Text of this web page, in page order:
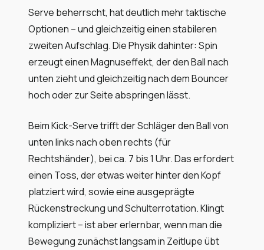
Serve beherrscht, hat deutlich mehr taktische
Optionen – und gleichzeitig einen stabileren
zweiten Aufschlag. Die Physik dahinter: Spin
erzeugt einen Magnuseffekt, der den Ball nach
unten zieht und gleichzeitig nach dem Bouncer
hoch oder zur Seite abspringen lässt.
Beim Kick-Serve trifft der Schläger den Ball von
unten links nach oben rechts (für
Rechtshänder), bei ca. 7 bis 1 Uhr. Das erfordert
einen Toss, der etwas weiter hinter den Kopf
platziert wird, sowie eine ausgeprägte
Rückenstreckung und Schulterrotation. Klingt
kompliziert – ist aber erlernbar, wenn man die
Bewegung zunächst langsam in Zeitlupe übt